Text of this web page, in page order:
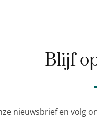
Blijf
nieuwsbrief en volg